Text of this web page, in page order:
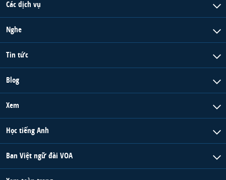
Các dịch vụ
Nghe
Tin tức
Blog
Xem
Học tiếng Anh
Ban Việt ngữ đài VOA